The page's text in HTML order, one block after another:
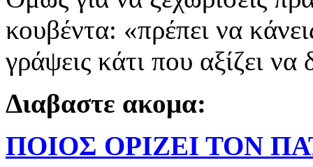
κουβέντα: «πρέπει να
γράψεις κάτι που αξίζει να
Διαβαστε ακομα:
ΠΟΙΟΣ ΟΡΙΖΕΙ ΤΟΝ